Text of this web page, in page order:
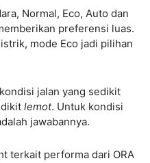
Normal, Eco, Auto dan
preferensi luas.
mode Eco jadi pilihan
jalan yang sedikit
lemot. Untuk kondisi
jawabannya.
terkait performa dari ORA